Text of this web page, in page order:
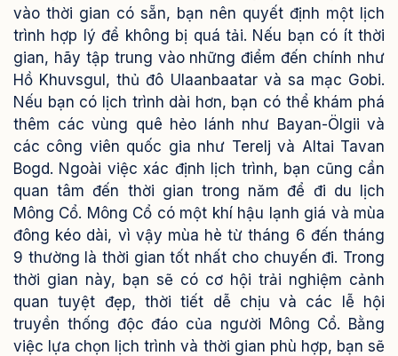
vào thời gian có sẵn, bạn nên quyết định một lịch
trình hợp lý để không bị quá tải. Nếu bạn có ít thời
gian, hãy tập trung vào những điểm đến chính như
Hồ Khuvsgul, thủ đô Ulaanbaatar và sa mạc Gobi.
Nếu bạn có lịch trình dài hơn, bạn có thể khám phá
thêm các vùng quê hẻo lánh như Bayan-Ölgii và
các công viên quốc gia như Terelj và Altai Tavan
Bogd. Ngoài việc xác định lịch trình, bạn cũng cần
quan tâm đến thời gian trong năm để đi du lịch
Mông Cổ. Mông Cổ có một khí hậu lạnh giá và mùa
đông kéo dài, vì vậy mùa hè từ tháng 6 đến tháng
9 thường là thời gian tốt nhất cho chuyến đi. Trong
thời gian này, bạn sẽ có cơ hội trải nghiệm cảnh
quan tuyệt đẹp, thời tiết dễ chịu và các lễ hội
truyền thống độc đáo của người Mông Cổ. Bằng
việc lựa chọn lịch trình và thời gian phù hợp, bạn sẽ